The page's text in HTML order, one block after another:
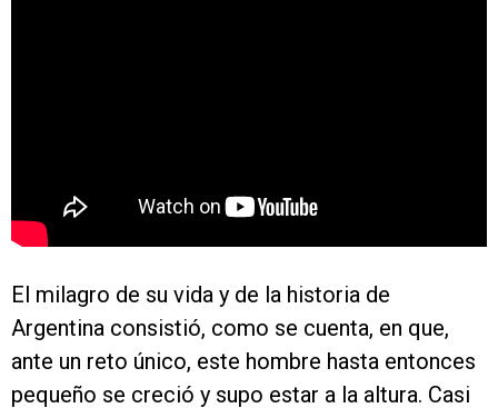
El milagro de su vida y de la historia de
Argentina consistió, como se cuenta, en que,
ante un reto único, este hombre hasta entonces
pequeño se creció y supo estar a la altura. Casi